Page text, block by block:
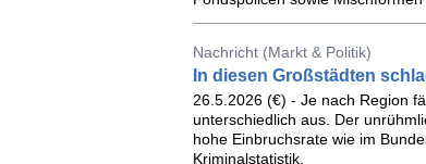
Nachricht (Markt & Politik)
In diesen Großstädten
26.5.2026 (€) - Je nach Region
unterschiedlich aus. Der
hohe Einbruchsrate wie im
Kriminalstatistik.